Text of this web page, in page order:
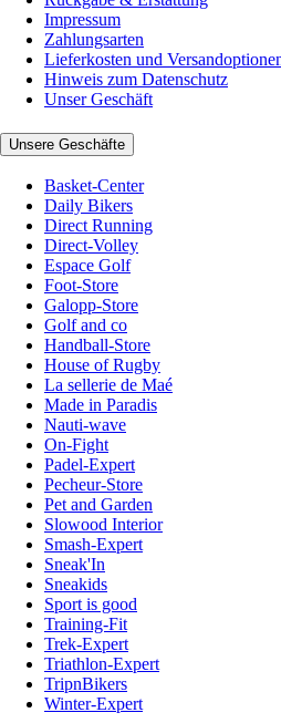
Impressum
Zahlungsarten
Lieferkosten und
Hinweis zum Datenschutz
Unser Geschäft
Unsere Geschäfte
Basket-Center
Daily Bikers
Direct Running
Direct-Volley
Espace Golf
Foot-Store
Galopp-Store
Golf and co
Handball-Store
House of Rugby
La sellerie de Maé
Made in Paradis
Nauti-wave
On-Fight
Padel-Expert
Pecheur-Store
Pet and Garden
Slowood Interior
Smash-Expert
Sneak'In
Sneakids
Sport is good
Training-Fit
Trek-Expert
Triathlon-Expert
TripnBikers
Winter-Expert